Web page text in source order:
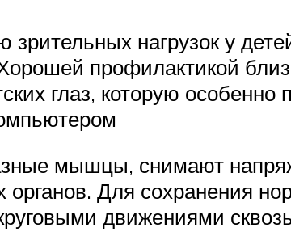
нагрузок у
профилактикой
глаз, которую
мышцы, снимают
Для сохранения
движениями